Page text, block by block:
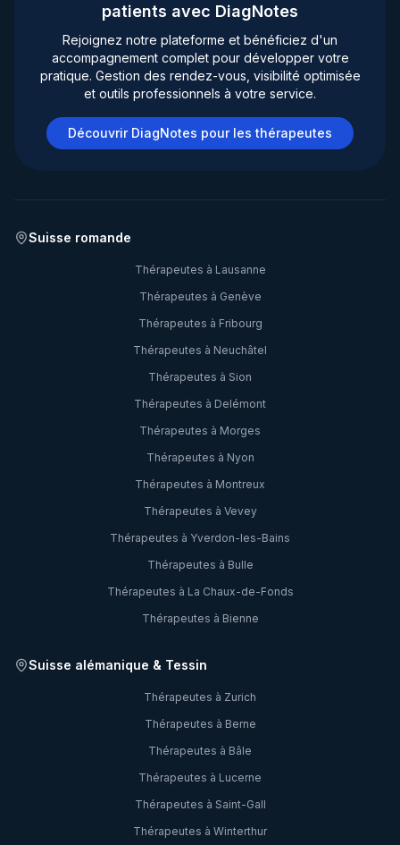
patients avec DiagNotes
Rejoignez notre plateforme et bénéficiez d'un
accompagnement complet pour développer votre
pratique. Gestion des rendez-vous, visibilité optimisée
et outils professionnels à votre service.
Découvrir DiagNotes pour les thérapeutes
Suisse romande
Thérapeutes à Lausanne
Thérapeutes à Genève
Thérapeutes à Fribourg
Thérapeutes à Neuchâtel
Thérapeutes à Sion
Thérapeutes à Delémont
Thérapeutes à Morges
Thérapeutes à Nyon
Thérapeutes à Montreux
Thérapeutes à Vevey
Thérapeutes à Yverdon-les-Bains
Thérapeutes à Bulle
Thérapeutes à La Chaux-de-Fonds
Thérapeutes à Bienne
Suisse alémanique & Tessin
Thérapeutes à Zurich
Thérapeutes à Berne
Thérapeutes à Bâle
Thérapeutes à Lucerne
Thérapeutes à Saint-Gall
Thérapeutes à Winterthur